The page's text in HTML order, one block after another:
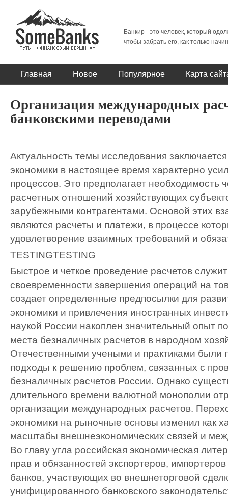
Банкир - это человек, который
чтобы забрать его, как только
Главная Новое Популярное Карта
Организация международных
банковскими переводами
Актуальность темы исследования
экономики в настоящее время характерно
процессов. Это предполагает необходимость
расчетных отношений хозяйствующих
зарубежными контрагентами. Основой этих
являются расчеты и платежи, в процессе
удовлетворение взаимных требований и
TESTINGTESTING
Быстрое и четкое проведение расчетов
своевременности завершения операций на
создает определенные предпосылки для
экономики и привлечения иностранных
наукой России накоплен значительный опыт
места безналичных расчетов в народном
Отечественными учеными и практиками были
подходы к решению проблем, связанных с
безналичных расчетов России. Однако
длительного времени валютной монополии
организации международных расчетов.
экономики на рыночные основы изменил как
масштабы внешнеэкономических связей и
Во главу угла российская экономическая
прав и обязанностей экспортеров,
банков, участвующих во внешнеторговой
унифицированного банковского